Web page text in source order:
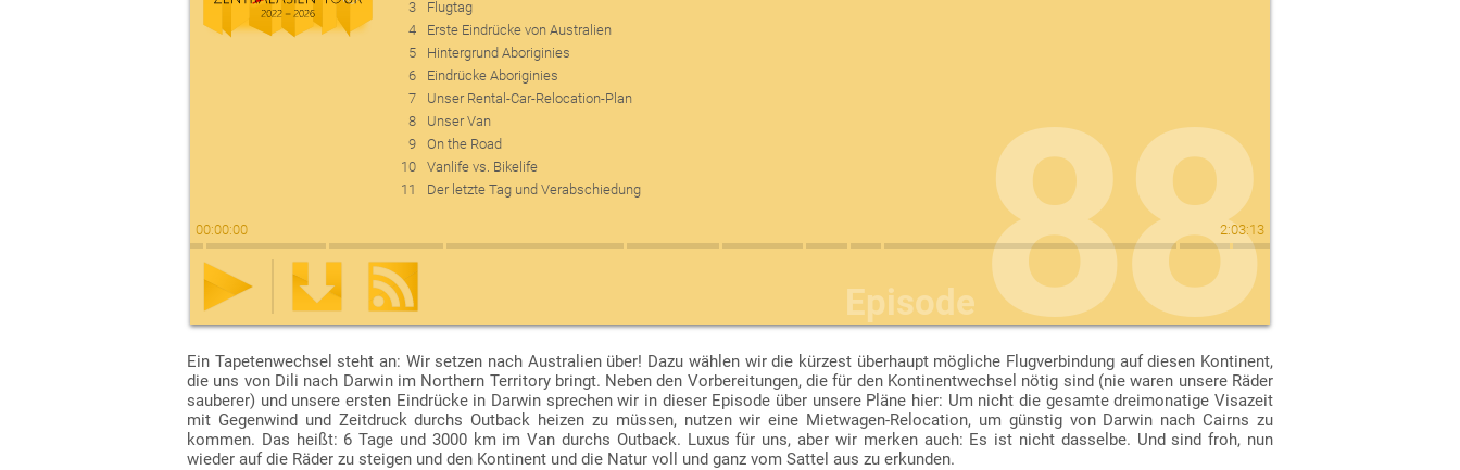
Episode88
3
Flugtag
4
Erste Eindrücke von Australien
5
Hintergrund Aboriginies
6
Eindrücke Aboriginies
7
Unser Rental-Car-Relocation-Plan
8
Unser Van
9
On the Road
10
Vanlife vs. Bikelife
11
Der letzte Tag und Verabschiedung
00:00:00 2:03:13
ZATP088.mp3
(rechte Maustaste, dann „Ziel speichern unter…“).
https://www.zweiradlertouren.de/podcast/zatp-feed.xml
(diese URL lässt sich in Podcast-Apps eingeben, wie z. B.AntennaPod oderPodcast Addict für Android bzw.Overcast oderApple Podcasts für iOS).
Ein Tapetenwechsel steht an: Wir setzen nach Australien über! Dazu wählen wir die kürzest überhaupt mögliche Flugverbindung auf diesen Kontinent,
die uns von Dili nach Darwin im Northern Territory bringt. Neben den Vorbereitungen, die für den Kontinentwechsel nötig sind (nie waren unsere Räder
sauberer) und unsere ersten Eindrücke in Darwin sprechen wir in dieser Episode über unsere Pläne hier: Um nicht die gesamte dreimonatige Visazeit
mit Gegenwind und Zeitdruck durchs Outback heizen zu müssen, nutzen wir eine Mietwagen-Relocation, um günstig von Darwin nach Cairns zu
kommen. Das heißt: 6 Tage und 3000 km im Van durchs Outback. Luxus für uns, aber wir merken auch: Es ist nicht dasselbe. Und sind froh, nun
wieder auf die Räder zu steigen und den Kontinent und die Natur voll und ganz vom Sattel aus zu erkunden.